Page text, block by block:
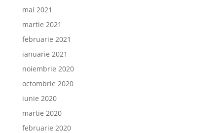
mai 2021
martie 2021
februarie 2021
ianuarie 2021
noiembrie 2020
octombrie 2020
iunie 2020
martie 2020
februarie 2020